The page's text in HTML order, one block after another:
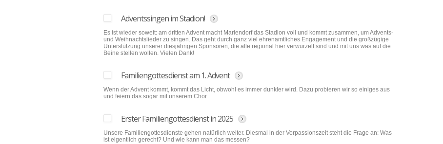
Adventssingen im Stadion!
Es ist wieder soweit: am dritten Advent macht Mariendorf das Stadion voll und kommt zusammen, um Advents-
und Weihnachtslieder zu singen. Das geht durch ganz viel ehrenamtliches Engagement und die großzügige
Unterstützung unserer diesjährigen Sponsoren, die alle regional hier verwurzelt sind und mit uns was auf die
Beine stellen wollen. Vielen Dank!
Familiengottesdienst am 1. Advent
Wenn der Advent kommt, kommt das Licht, obwohl es immer dunkler wird. Dazu probieren wir so einiges aus
und feiern das sogar mit unserem Chor.
Erster Familiengottesdienst in 2025
Unsere Familiengottesdienste gehen natürlich weiter. Diesmal in der Vorpassionszeit steht die Frage an: Was
ist eigentlich gerecht? Und wie kann man das messen?